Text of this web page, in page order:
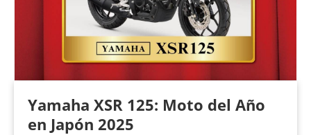
Yamaha XSR 125: Moto del Año
en Japón 2025